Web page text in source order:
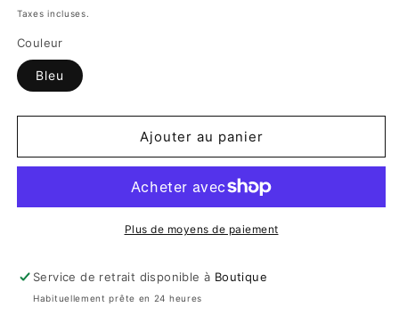
habituel
Taxes incluses.
Couleur
Bleu
Ajouter au panier
Plus de moyens de paiement
Service de retrait disponible à Boutique
Habituellement prête en 24 heures